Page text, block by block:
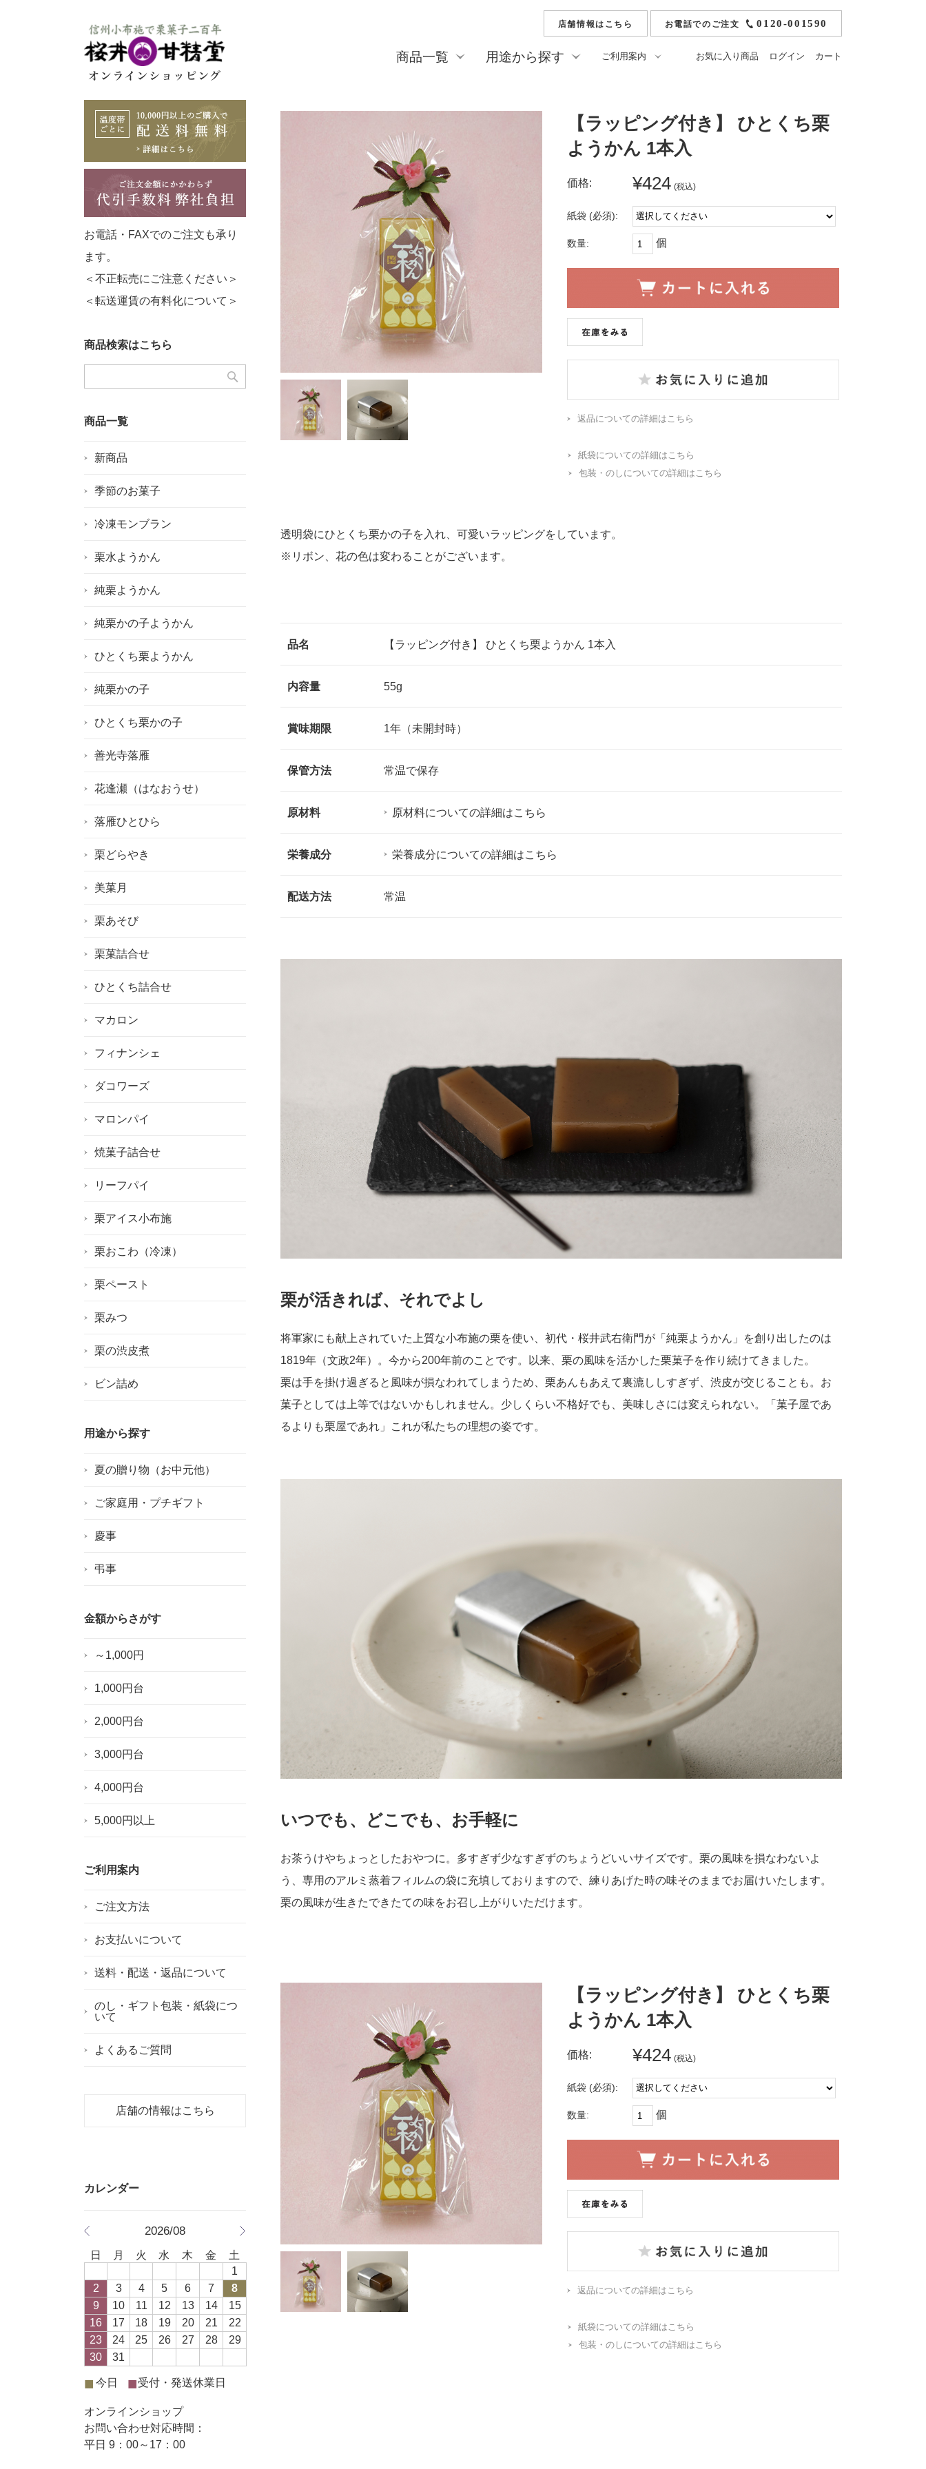
店舗情報はこちら お電話でのご注文 0120-001590
商品一覧
純栗ようかん
純栗かの子ようかん
ひとくち栗ようかん
純栗かの子
ひとくち栗かの子
善光寺落雁
花逢瀬（はなおうせ）
落雁ひとひら
栗どらやき
美菓月
栗菓詰合せ
フィナンシェ
ダコワーズ
マロンパイ
焼菓子詰合せ
リーフパイ
栗おこわ（冷凍）
栗の渋皮煮
用途から探す
ご家庭用・プチギフト
ご利用案内
お支払いについて
送料・配送・返品につ
いて
袋について
原材料
栄養成分表
お気に入り商品 ログイン カート
【ラッピング付き】 ひとくち栗
ようかん 1本入
価格: ¥424 (税込)
紙袋 (必須):
数量: 個
返品についての詳細はこちら
紙袋についての詳細はこちら
包装・のしについての詳細はこちら
透明袋にひとくち栗かの子を入れ、可愛いラッピングをしています。
※リボン、花の色は変わることがございます。
品名 【ラッピング付き】 ひとくち栗ようかん 1本入
内容量 55g
賞味期限 1年（未開封時）
保管方法 常温で保存
原材料 原材料についての詳細はこちら
栄養成分 栄養成分についての詳細はこちら
配送方法 常温
栗が活きれば、それでよし
将軍家にも献上されていた上質な小布施の栗を使い、初代・桜井武右衛門が「純栗ようかん」を創り出したのは
1819年（文政2年）。今から200年前のことです。以来、栗の風味を活かした栗菓子を作り続けてきました。
栗は手を掛け過ぎると風味が損なわれてしまうため、栗あんもあえて裏漉ししすぎず、渋皮が交じることも。お
菓子としては上等ではないかもしれません。少しくらい不格好でも、美味しさには変えられない。「菓子屋であ
るよりも栗屋であれ」これが私たちの理想の姿です。
いつでも、どこでも、お手軽に
お茶うけやちょっとしたおやつに。多すぎず少なすぎずのちょうどいいサイズです。栗の風味を損なわないよ
う、専用のアルミ蒸着フィルムの袋に充填しておりますので、練りあげた時の味そのままでお届けいたします。
栗の風味が生きたできたての味をお召し上がりいただけます。
【ラッピング付き】 ひとくち栗
ようかん 1本入
価格: ¥424 (税込)
紙袋 (必須):
数量: 個
返品についての詳細はこちら
紙袋についての詳細はこちら
包装・のしについての詳細はこちら
お電話・FAXでのご注文も承り
ます。
＜不正転売にご注意ください＞
＜転送運賃の有料化について＞
商品検索はこちら
商品一覧
新商品
季節のお菓子
冷凍モンブラン
栗水ようかん
純栗ようかん
純栗かの子ようかん
ひとくち栗ようかん
純栗かの子
ひとくち栗かの子
善光寺落雁
花逢瀬（はなおうせ）
落雁ひとひら
栗どらやき
美菓月
栗あそび
栗菓詰合せ
ひとくち詰合せ
マカロン
フィナンシェ
ダコワーズ
マロンパイ
焼菓子詰合せ
リーフパイ
栗アイス小布施
栗おこわ（冷凍）
栗ペースト
栗みつ
栗の渋皮煮
ビン詰め
用途から探す
夏の贈り物（お中元他）
ご家庭用・プチギフト
慶事
弔事
金額からさがす
～1,000円
1,000円台
2,000円台
3,000円台
4,000円台
5,000円以上
ご利用案内
ご注文方法
お支払いについて
送料・配送・返品について
のし・ギフト包装・紙袋につ
いて
よくあるご質問
店舗の情報はこちら
2026/08
日 月 火 水 木 金
土
1
2
3 4 5 6 7
8
9
10 11 12 13 14
15
16
17 18 19 20 21
22
23
24 25 26 27 28
29
30
31
■ 今日 ■受付・発送休業日
オンラインショップ
お問い合わせ対応時間：
平日 9：00～17：00